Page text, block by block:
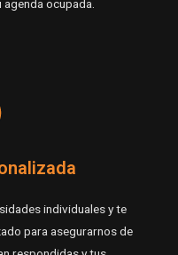
ocupada.
individuales y te
para asegurarnos de